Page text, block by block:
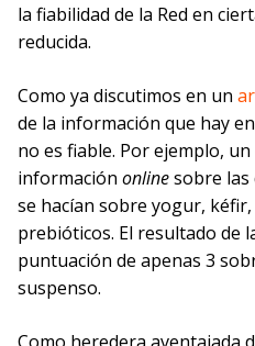
la fiabilidad de la Red en
reducida.
Como ya discutimos en un
de la información que hay
no es fiable. Por ejemplo, un
información onlinesobre las
se hacían sobre yogur,
prebióticos. El resultado de
puntuación de apenas 3
suspenso.